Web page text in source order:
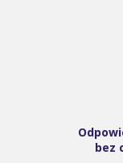
bez